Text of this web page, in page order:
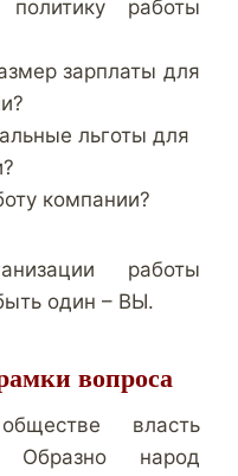
политику работы
зарплаты для
льготы для
компании?
работы
один – ВЫ.
вопроса
власть
Образно народ